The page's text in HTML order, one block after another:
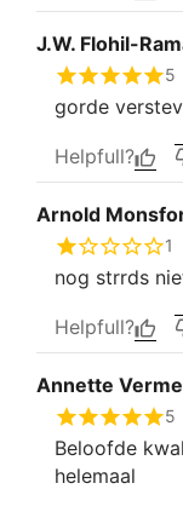
J.W. Flohil-
5
gorde
Helpfull?
Arnold
1
nog strrds
Helpfull?
Annette
5
Beloofde
helemaal